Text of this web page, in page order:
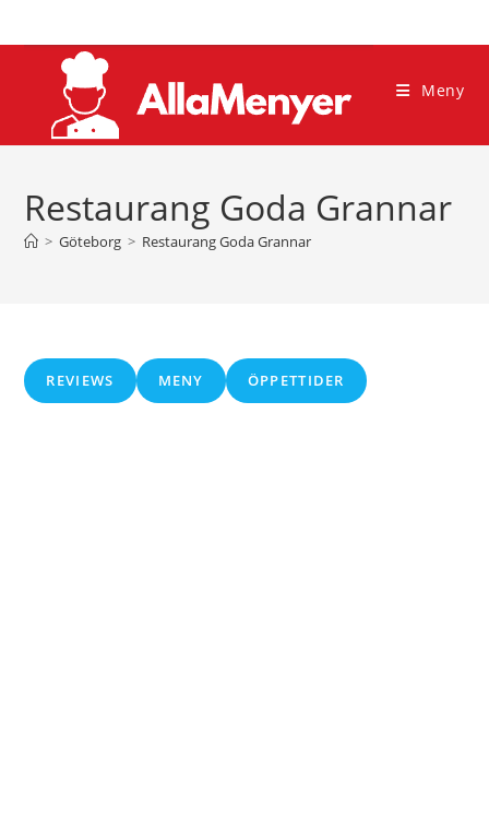
till
innehållet
Meny
Restaurang Goda Grannar
> Göteborg > Restaurang Goda Grannar
REVIEWS MENY ÖPPETTIDER